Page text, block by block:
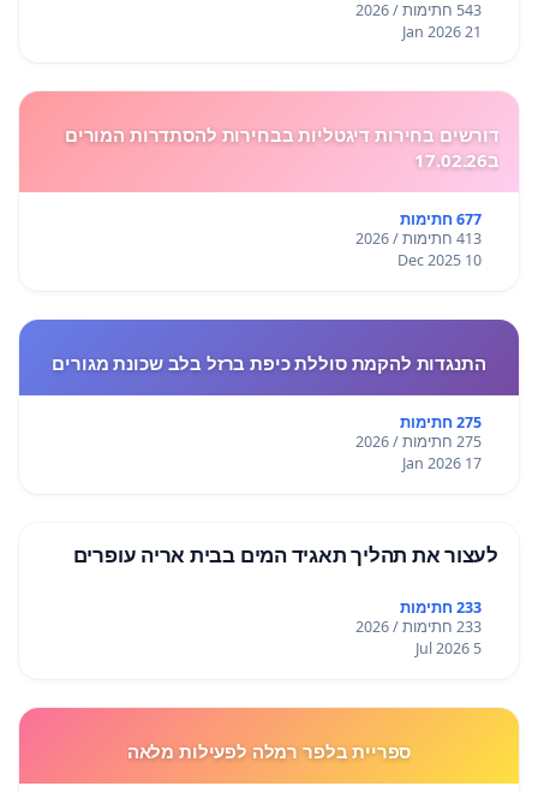
543 חתימות / 2026
21 Jan 2026
דורשים בחירות דיגטליות בבחירות להסתדרות המורים
ב17.02.26
677 חתימות
413 חתימות / 2026
10 Dec 2025
התנגדות להקמת סוללת כיפת ברזל בלב שכונת מגורים
275 חתימות
275 חתימות / 2026
17 Jan 2026
לעצור את תהליך תאגיד המים בבית אריה עופרים
233 חתימות
233 חתימות / 2026
5 Jul 2026
ספריית בלפר רמלה לפעילות מלאה